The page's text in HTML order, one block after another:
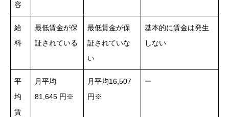
容
給
料
最低賃金が保
証されている
最低賃金が保
証されていな
い
基本的に賃金は発生
しない
平
均
賃
月平均
81,645 円※
月平均16,507
円※
ー